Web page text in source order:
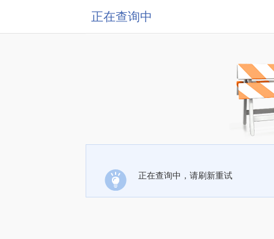
正在查询中
正在查询中，请刷新重试